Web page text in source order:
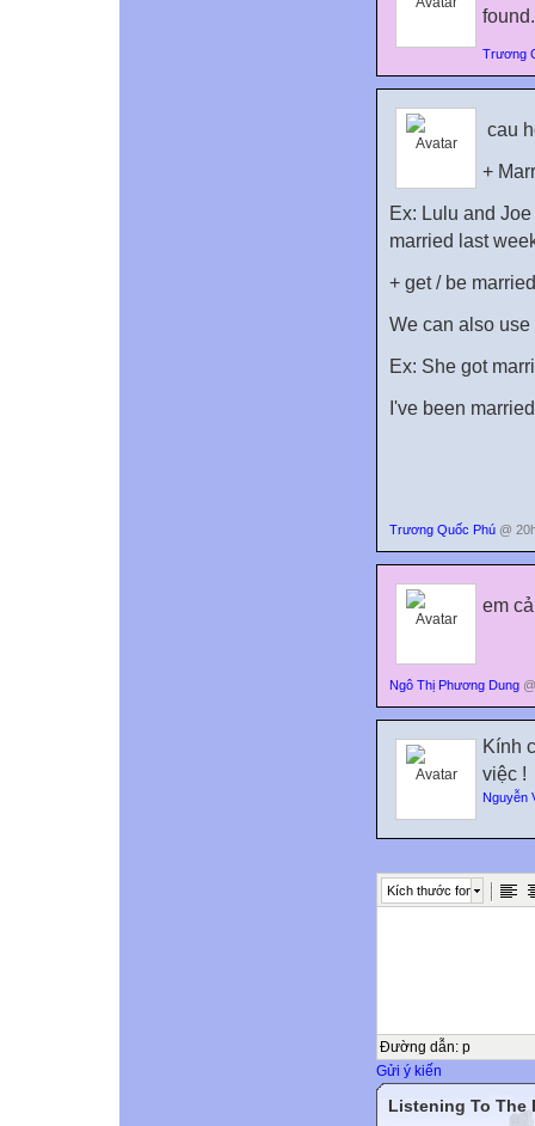
found.
Trương
cau
+
Ex: Lulu and
married last
+ get / be
We can also
Ex: She got
I've been
Trương Quốc Phú @
em
Ngô Thị Phương Dung
Kính
việc !
Nguyễn
Kích thước font
Đường dẫn: p
Gửi ý kiến
Listening To The